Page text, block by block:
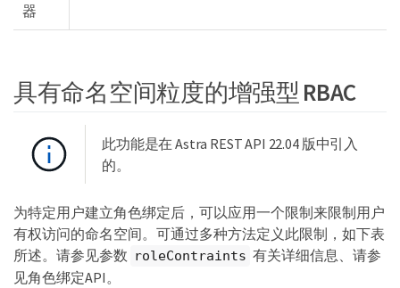
器
具有命名空间粒度的增强型 RBAC
此功能是在 Astra REST API 22.04 版中引入
的。
为特定用户建立角色绑定后，可以应用一个限制来限制用户
有权访问的命名空间。可通过多种方法定义此限制，如下表
所述。请参见参数 roleContraints 有关详细信息、请参
见角色绑定API。